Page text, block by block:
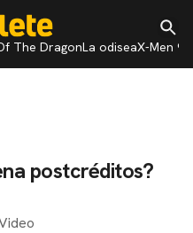
The DragonLa odiseaX-Men 97
postcréditos?